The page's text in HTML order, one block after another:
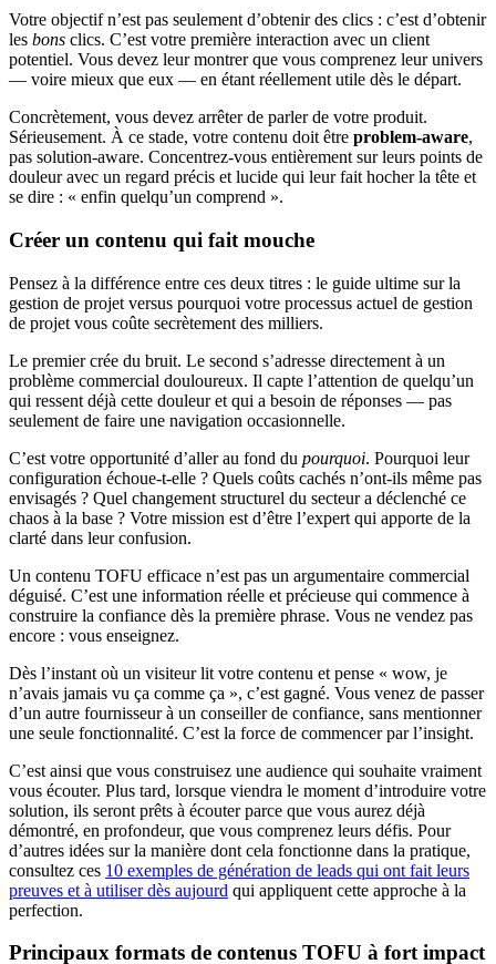
Votre objectif n’est pas seulement d’obtenir des clics : c’est d’obtenir
les bons clics. C’est votre première interaction avec un client
potentiel. Vous devez leur montrer que vous comprenez leur univers
— voire mieux que eux — en étant réellement utile dès le départ.
Concrètement, vous devez arrêter de parler de votre produit.
Sérieusement. À ce stade, votre contenu doit être problem-aware,
pas solution-aware. Concentrez-vous entièrement sur leurs points de
douleur avec un regard précis et lucide qui leur fait hocher la tête et
se dire : « enfin quelqu’un comprend ».
Créer un contenu qui fait mouche
Pensez à la différence entre ces deux titres : le guide ultime sur la
gestion de projet versus pourquoi votre processus actuel de gestion
de projet vous coûte secrètement des milliers.
Le premier crée du bruit. Le second s’adresse directement à un
problème commercial douloureux. Il capte l’attention de quelqu’un
qui ressent déjà cette douleur et qui a besoin de réponses — pas
seulement de faire une navigation occasionnelle.
C’est votre opportunité d’aller au fond du pourquoi. Pourquoi leur
configuration échoue-t-elle ? Quels coûts cachés n’ont-ils même pas
envisagés ? Quel changement structurel du secteur a déclenché ce
chaos à la base ? Votre mission est d’être l’expert qui apporte de la
clarté dans leur confusion.
Un contenu TOFU efficace n’est pas un argumentaire commercial
déguisé. C’est une information réelle et précieuse qui commence à
construire la confiance dès la première phrase. Vous ne vendez pas
encore : vous enseignez.
Dès l’instant où un visiteur lit votre contenu et pense « wow, je
n’avais jamais vu ça comme ça », c’est gagné. Vous venez de passer
d’un autre fournisseur à un conseiller de confiance, sans mentionner
une seule fonctionnalité. C’est la force de commencer par l’insight.
C’est ainsi que vous construisez une audience qui souhaite vraiment
vous écouter. Plus tard, lorsque viendra le moment d’introduire votre
solution, ils seront prêts à écouter parce que vous aurez déjà
démontré, en profondeur, que vous comprenez leurs défis. Pour
d’autres idées sur la manière dont cela fonctionne dans la pratique,
consultez ces 10 exemples de génération de leads qui ont fait leurs
preuves et à utiliser dès aujourd qui appliquent cette approche à la
perfection.
Principaux formats de contenus TOFU à fort impact